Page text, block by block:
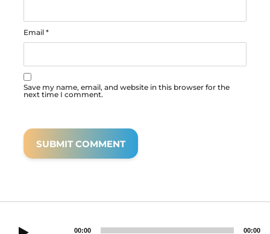
00:00 00:00
Email *
Save my name, email, and website in this browser for the
next time I comment.